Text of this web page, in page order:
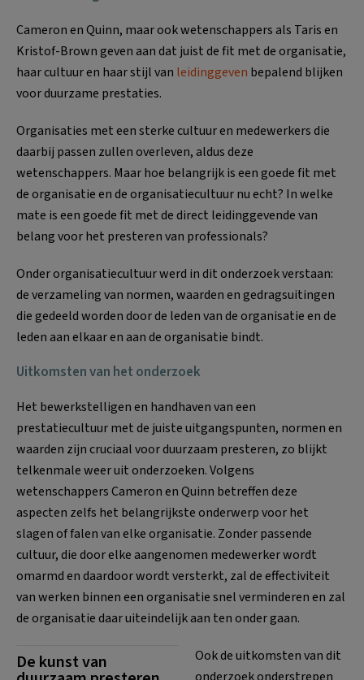
Cameron en Quinn, maar ook wetenschappers als Taris en
Kristof-Brown geven aan dat juist de fit met de organisatie,
haar cultuur en haar stijl van leidinggeven bepalend blijken
voor duurzame prestaties.
Organisaties met een sterke cultuur en medewerkers die
daarbij passen zullen overleven, aldus deze
wetenschappers. Maar hoe belangrijk is een goede fit met
de organisatie en de organisatiecultuur nu echt? In welke
mate is een goede fit met de direct leidinggevende van
belang voor het presteren van professionals?
Onder organisatiecultuur werd in dit onderzoek verstaan:
de verzameling van normen, waarden en gedragsuitingen
die gedeeld worden door de leden van de organisatie en de
leden aan elkaar en aan de organisatie bindt.
Uitkomsten van het onderzoek
Het bewerkstelligen en handhaven van een
prestatiecultuur met de juiste uitgangspunten, normen en
waarden zijn cruciaal voor duurzaam presteren, zo blijkt
telkenmale weer uit onderzoeken. Volgens
wetenschappers Cameron en Quinn betreffen deze
aspecten zelfs het belangrijkste onderwerp voor het
slagen of falen van elke organisatie. Zonder passende
cultuur, die door elke aangenomen medewerker wordt
omarmd en daardoor wordt versterkt, zal de effectiviteit
van werken binnen een organisatie snel verminderen en zal
de organisatie daar uiteindelijk aan ten onder gaan.
De kunst van
Ook de uitkomsten van dit